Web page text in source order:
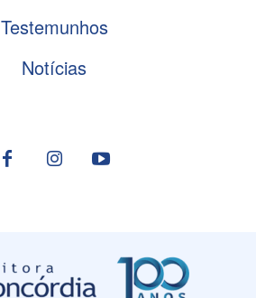
Testemunhos
Notícias